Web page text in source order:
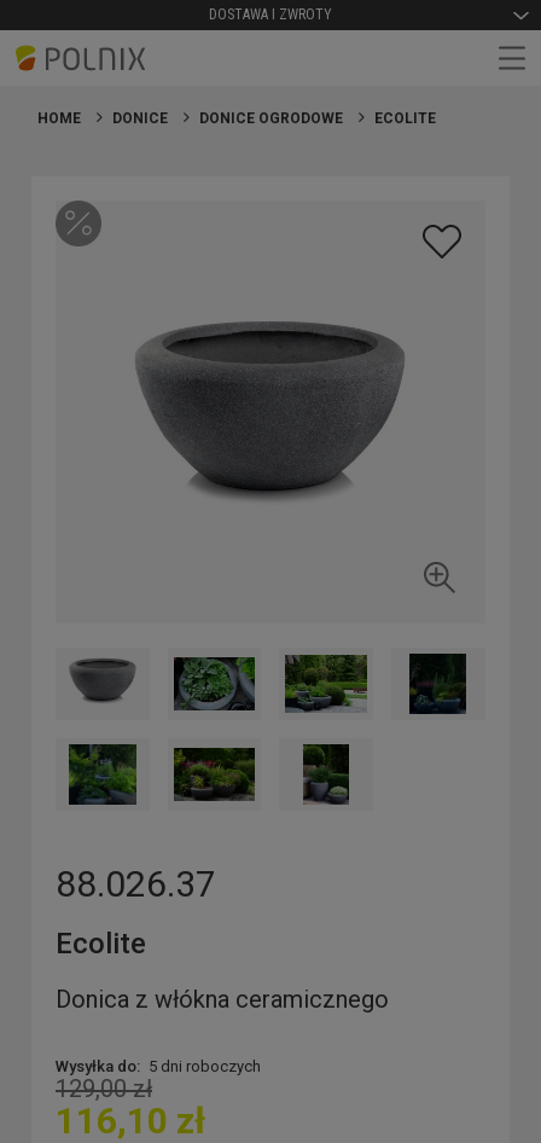
DOSTAWA I ZWROTY
HOME DONICE DONICE OGRODOWE ECOLITE
88.026.37
Ecolite
Donica z włókna ceramicznego
Wysyłka do: 5 dni roboczych
129,00 zł
116,10 zł